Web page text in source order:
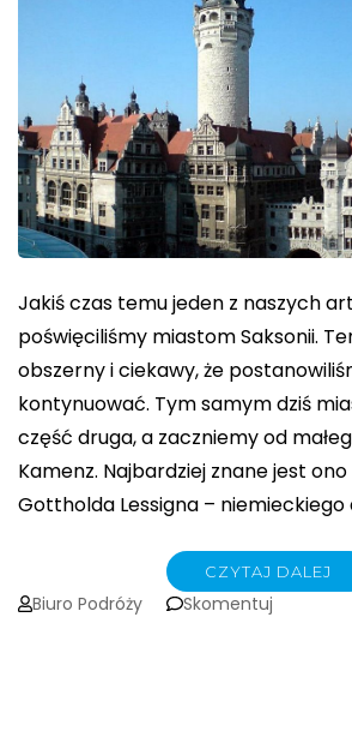
Jakiś czas temu jeden z naszych
poświęciliśmy miastom Saksonii.
obszerny i ciekawy, że
kontynuować. Tym samym dziś
część druga, a zaczniemy od
Kamenz. Najbardziej znane jest
Gottholda Lessigna –
CZYTAJ DALEJ
Biuro Podróży Skomentuj